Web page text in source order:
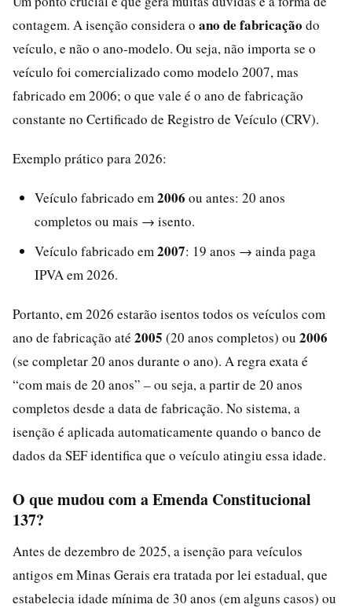
contagem. A isenção considera o ano de fabricação do
veículo, e não o ano-modelo. Ou seja, não importa se o
veículo foi comercializado como modelo 2007, mas
fabricado em 2006; o que vale é o ano de fabricação
constante no Certificado de Registro de Veículo (CRV).
Exemplo prático para 2026:
Veículo fabricado em 2006 ou antes: 20 anos
completos ou mais → isento.
Veículo fabricado em 2007: 19 anos → ainda paga
IPVA em 2026.
Portanto, em 2026 estarão isentos todos os veículos com
ano de fabricação até 2005 (20 anos completos) ou 2006
(se completar 20 anos durante o ano). A regra exata é
“com mais de 20 anos” – ou seja, a partir de 20 anos
completos desde a data de fabricação. No sistema, a
isenção é aplicada automaticamente quando o banco de
dados da SEF identifica que o veículo atingiu essa idade.
O que mudou com a Emenda Constitucional
137?
Antes de dezembro de 2025, a isenção para veículos
antigos em Minas Gerais era tratada por lei estadual, que
estabelecia idade mínima de 30 anos (em alguns casos) ou